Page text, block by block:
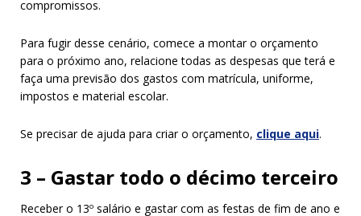
compromissos.
Para fugir desse cenário, comece a montar o orçamento
para o próximo ano, relacione todas as despesas que terá e
faça uma previsão dos gastos com matrícula, uniforme,
impostos e material escolar.
Se precisar de ajuda para criar o orçamento, clique aqui.
3 – Gastar todo o décimo terceiro
Receber o 13º salário e gastar com as festas de fim de ano e